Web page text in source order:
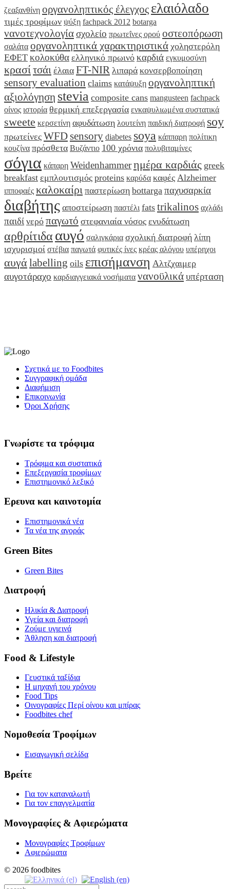
ζεαξανθίνη οργανοληπτικός έλεγχος ελαιόλαδο
τιμές τροφίμων ψύξη fachpack 2012 botarga
νανοτεχνολογίασχολείο πρωτεΐνες ορού οστεοπόρωση
σαλάτα οργανοληπτικά χαρακτηριστικά χοληστερόλη
ΕΦΕΤ κολοκύθα ελληνικό πρωινό καρδιά εγκυμοσύνη
κρασίτσάι έλαια FT-NIR λιπαρά κονσερβοποίηση
sensory evaluation claims κατάψυξη οργανοληπτική
αξιολόγηση stevia composite cans mangusteen fachpack
οίνος ιστορία θερμική επεξεργασία ενκαψυλιωμένα συστατικά
sweete κερσετίνη αφυδάτωση λουτείνη παιδική διατροφή soy
πρωτείνες WFDsensory diabetes soya κάππαρη πολίτικη
κουζίνα πρόσθετα Βυζάντιο 100 χρόνια πολυβιταμίνες
σόγια κάπαρη Weidenhammerημέρα καρδιάς greek
breakfast εμπλουτισμός proteins καρύδα καφές Alzheimer
ιπποφαές καλοκαίρι παστερίωση bottarga παχυσαρκία
διαβήτης αποστείρωση παστέλι fats trikalinos αχλάδι
παιδί νερό παγωτό στεφανιαία νόσος ενυδάτωση
αρθρίτιδα αυγό σαλιγκάρια σχολική διατροφή λίπη
ισχυρισμοί στέβια παγωτά φυτικές ίνες κρέας αλόγου υπέρηχοι
αυγά labelling oils επισήμανση Αλτζχαιμερ
αυγοτάραχο καρδιαγγειακά νοσήματα νανοϋλικάυπέρταση
Σχετικά με το Foodbites
Συγγραφική ομάδα
Διαφήμιση
Επικοινωνία
Όροι Χρήσης
Γνωρίστε τα τρόφιμα
Τρόφιμα και συστατικά
Επεξεργασία τροφίμων
Επιστημονικό λεξικό
Ερευνα και καινοτομία
Επιστημονικά νέα
Τα νέα της αγοράς
Green Bites
Green Bites
Διατροφή
Ηλικία & Διατροφή
Υγεία και διατροφή
Ζούμε υγιεινά
Άθληση και διατροφή
Food & Lifestyle
Γευστικά ταξίδια
Η μηχανή του χρόνου
Food Tips
Οινογραφίες Περί οίνου και μπίρας
Foodbites chef
Νομοθεσία Τροφίμων
Εισαγωγική σελίδα
Βρείτε
Για τον καταναλωτή
Για τον επαγγελματία
Μονογραφίες & Αφιερώματα
Μονογραφίες Τροφίμων
Αφιερώματα
© 2026 foodbites